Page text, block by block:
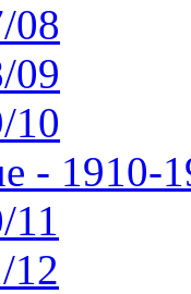
08
09
10
- 1910-
11
12